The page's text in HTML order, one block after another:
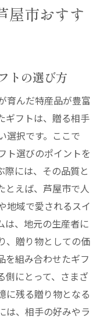
屋市おすす
トの選び方
育んだ特産品が豊富
ギフトは、贈る相手
選択です。ここで
ト選びのポイントを
際には、その品質と
とえば、芦屋市で人
地域で愛されるスイ
は、地元の生産者に
、贈り物としての価
を組み合わせたギフ
側にとって、さまざ
に残る贈り物となる
は、相手の好みやラ